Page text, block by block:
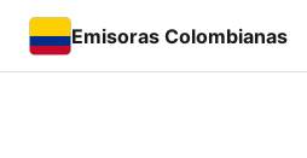
Emisoras Colombianas